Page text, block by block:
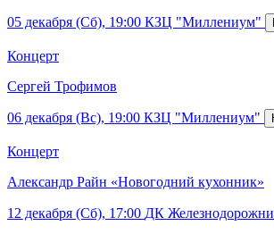
05 декабря (Сб), 19:00 КЗЦ "Миллениум"
Концерт
Сергей Трофимов
06 декабря (Вс), 19:00 КЗЦ "Миллениум"
Концерт
Александр Райн «Новогодний кухонник»
12 декабря (Сб), 17:00 ДК